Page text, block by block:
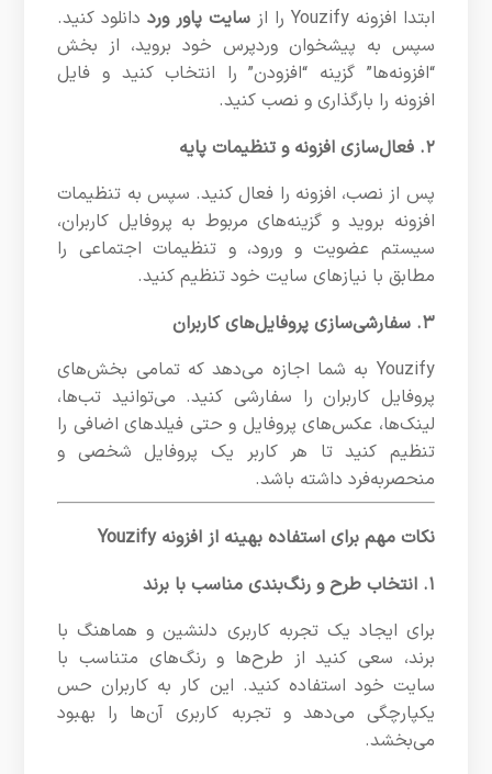
ابتدا افزونه Youzify را از
سایت پاور ورددانلود کنید.
سپس به پیشخوان وردپرس خود بروید، از بخش
“افزونه‌ها” گزینه “افزودن” را انتخاب کنید و فایل
افزونه را بارگذاری و نصب کنید.
۲. فعال‌سازی افزونه و تنظیمات پایه
پس از نصب، افزونه را فعال کنید. سپس به تنظیمات
افزونه بروید و گزینه‌های مربوط به پروفایل کاربران،
سیستم عضویت و ورود، و تنظیمات اجتماعی را
مطابق با نیازهای سایت خود تنظیم کنید.
۳. سفارشی‌سازی پروفایل‌های کاربران
Youzify به شما اجازه می‌دهد که تمامی بخش‌های
پروفایل کاربران را سفارشی کنید. می‌توانید تب‌ها،
لینک‌ها، عکس‌های پروفایل و حتی فیلدهای اضافی را
تنظیم کنید تا هر کاربر یک پروفایل شخصی و
منحصربه‌فرد داشته باشد.
نکات مهم برای استفاده بهینه از افزونه Youzify
۱. انتخاب طرح و رنگ‌بندی مناسب با برند
برای ایجاد یک تجربه کاربری دلنشین و هماهنگ با
برند، سعی کنید از طرح‌ها و رنگ‌های متناسب با
سایت خود استفاده کنید. این کار به کاربران حس
یکپارچگی می‌دهد و تجربه کاربری آن‌ها را بهبود
می‌بخشد.